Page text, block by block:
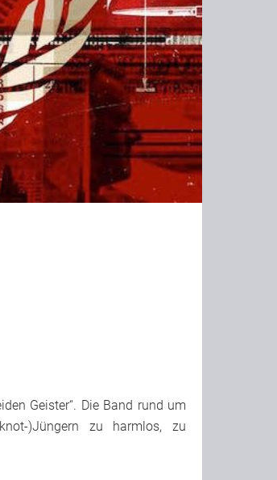
Geister“. Die Band rund um
)Jüngern zu harmlos, zu